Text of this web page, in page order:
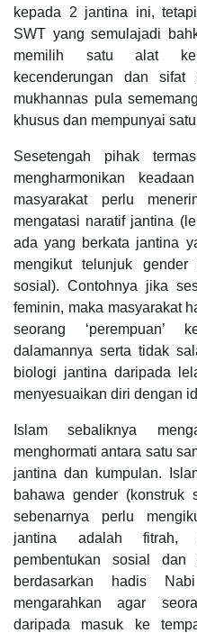
kepada 2 jantina ini,
SWT yang semulajadi
memilih satu alat
kecenderungan dan sifat
mukhannas pula
khusus dan mempunyai
Sesetengah pihak
mengharmonikan
masyarakat perlu
mengatasi naratif jantina
ada yang berkata jantina
mengikut telunjuk
sosial). Contohnya jika
feminin, maka masyarakat
seorang
dalamannya serta tidak
biologi jantina daripada
menyesuaikan diri dengan
Islam sebaliknya
menghormati antara satu
jantina dan kumpulan.
bahawa gender (konstruk
sebenarnya perlu
jantina adalah fitrah,
pembentukan sosial
berdasarkan hadis
mengarahkan agar
daripada masuk ke